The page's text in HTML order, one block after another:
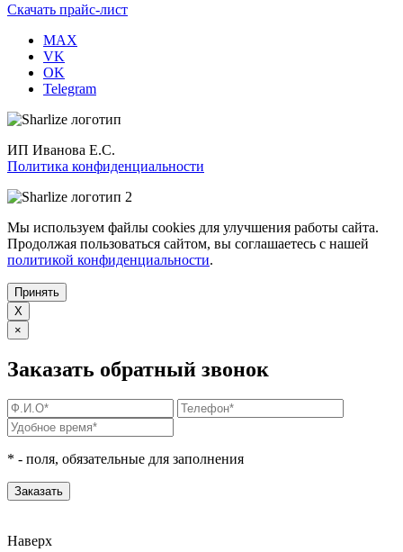
Скачать прайс-лист
MAX
VK
OK
Telegram
ИП Иванова Е.С.
Политика конфиденциальности
Мы используем файлы cookies для улучшения работы сайта.
Продолжая пользоваться сайтом, вы соглашаетесь с нашей
политикой конфиденциальности.
Принять
X
×
Заказать обратный звонок
* - поля, обязательные для заполнения
Наверх